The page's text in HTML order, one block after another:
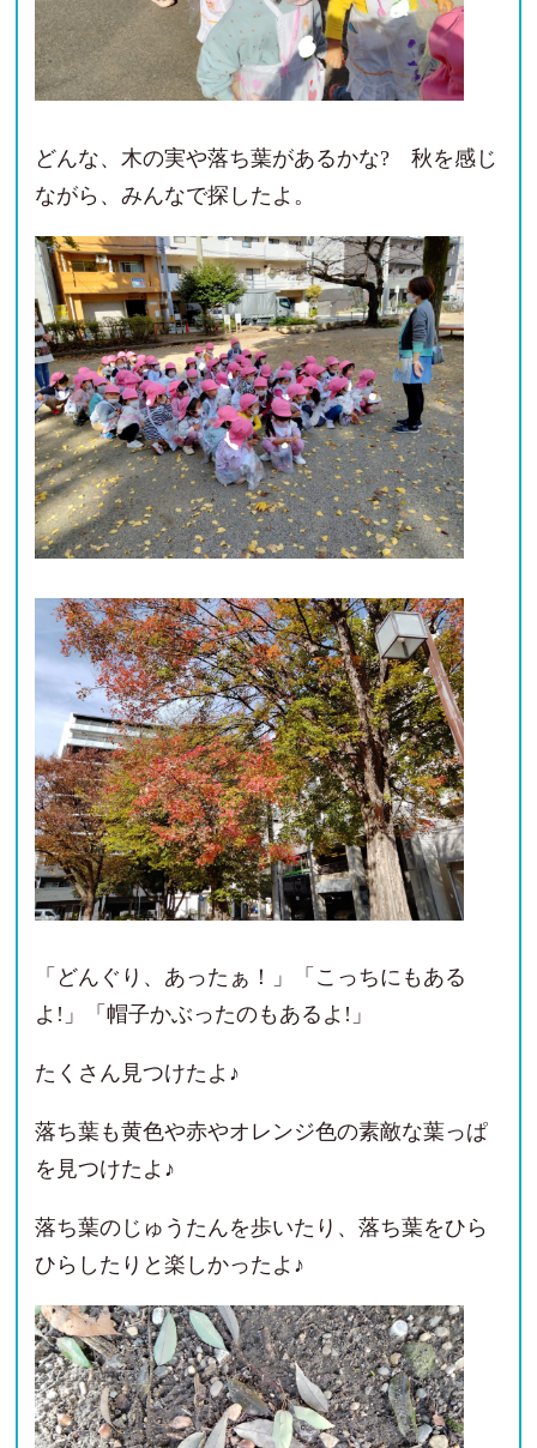
どんな、木の実や落ち葉があるかな? 秋を感じ
ながら、みんなで探したよ。
「どんぐり、あったぁ！」「こっちにもある
よ!」「帽子かぶったのもあるよ!」
たくさん見つけたよ♪
落ち葉も黄色や赤やオレンジ色の素敵な葉っぱ
を見つけたよ♪
落ち葉のじゅうたんを歩いたり、落ち葉をひら
ひらしたりと楽しかったよ♪